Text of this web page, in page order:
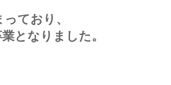
ており、
となりました。